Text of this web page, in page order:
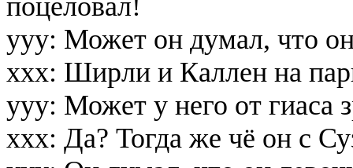
yyy: Может он думал, что
xxx: Ширли и Каллен на
yyy: Может у него от гиаса
xxx: Да? Тогда же чё он с